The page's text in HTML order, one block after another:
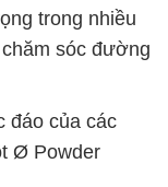
trong nhiều
sóc đường
đáo của các
Ø Powder